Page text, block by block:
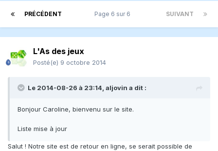
PRÉCÉDENT SUIVANT
Page 6 sur 6
L'As des jeux
Posté(e) 9 octobre 2014
Le 2014-08-26 à 23:14, aljovin a dit :
Bonjour Caroline, bienvenu sur le site.
Liste mise à jour
Salut ! Notre site est de retour en ligne, se serait possible de